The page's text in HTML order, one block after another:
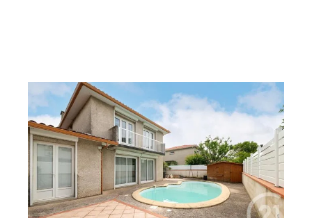
L UNION 31
117 m2, 6 pièces
Ref : 75419
Maison à vendre
320 000 €